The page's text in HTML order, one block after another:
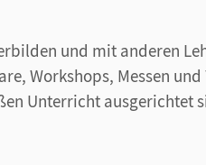
und mit anderen
Workshops, Messen
Unterricht ausgerichtet